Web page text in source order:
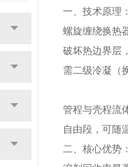
一、技术原理
螺旋缠绕换热
破坏热边界层
需二级冷凝（
管程与壳程流
自由段，可随
二、核心优势